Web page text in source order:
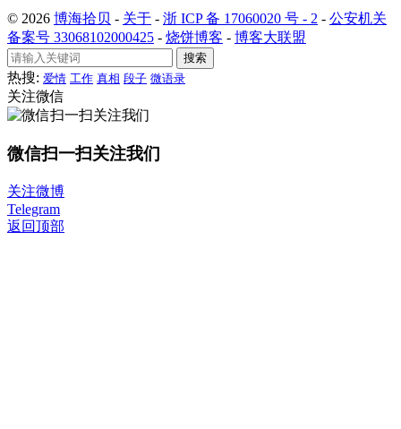
© 2026 博海拾贝 - 关于 - 浙 ICP 备 17060020 号 - 2 - 公安机关
备案号 33068102000425 - 烧饼博客 - 博客大联盟
搜索
热搜: 爱情 工作 真相 段子 微语录
关注微信
微信扫一扫关注我们
关注微博
Telegram
返回顶部